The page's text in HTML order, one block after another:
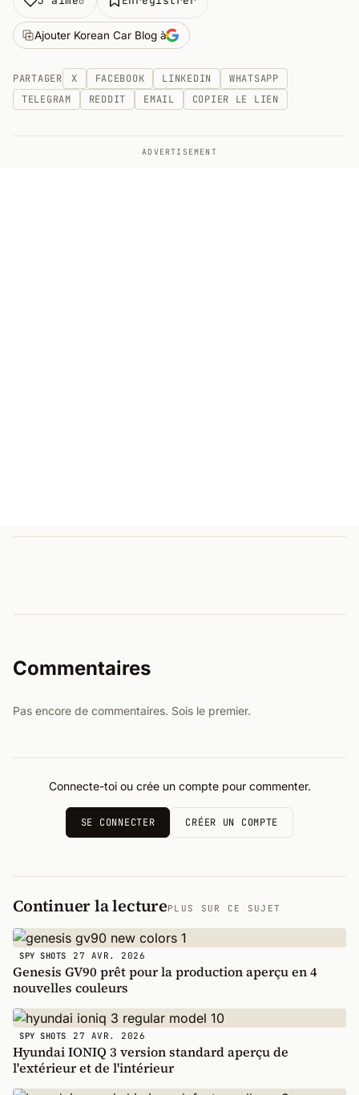
Ajouter Korean Car Blog à
PARTAGER X FACEBOOK LINKEDIN
WHATSAPP
TELEGRAM
REDDIT EMAIL COPIER LE LIEN
ADVERTISEMENT
Commentaires
Pas encore de commentaires. Sois le premier.
Connecte-toi ou crée un compte pour commenter.
SE CONNECTER CRÉER UN COMPTE
Continuer la lecturePLUS SUR CE SUJET
SPY SHOTS 27 AVR. 2026
Genesis GV90 prêt pour la production aperçu en 4
nouvelles couleurs
SPY SHOTS 27 AVR. 2026
Hyundai IONIQ 3 version standard aperçu de
l'extérieur et de l'intérieur